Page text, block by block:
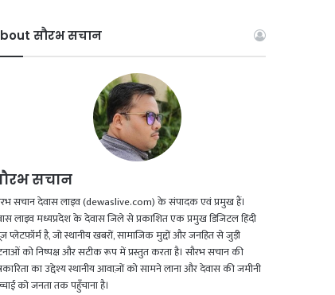
c
e
k
u
T
s
t
a
g
a
m
t
s
A
p
सौरभ सचान
सचान
सचान देवास लाइव (dewaslive.com) के संपादक एवं प्रमुख हैं।
लाइव मध्यप्रदेश के देवास जिले से प्रकाशित एक प्रमुख डिजिटल हिंदी
प्लेटफ़ॉर्म है, जो स्थानीय खबरों, सामाजिक मुद्दों और जनहित से जुड़ी
को निष्पक्ष और सटीक रूप में प्रस्तुत करता है। सौरभ सचान की
का उद्देश्य स्थानीय आवाज़ों को सामने लाना और देवास की जमीनी
को जनता तक पहुँचाना है।